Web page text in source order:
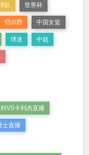
队 世界杯
切尔西 中国女篮
球迷 中超
VS卡利杰直播
士直播